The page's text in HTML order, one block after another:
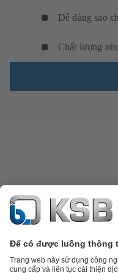
Dễ dàng sao
Chất lượng